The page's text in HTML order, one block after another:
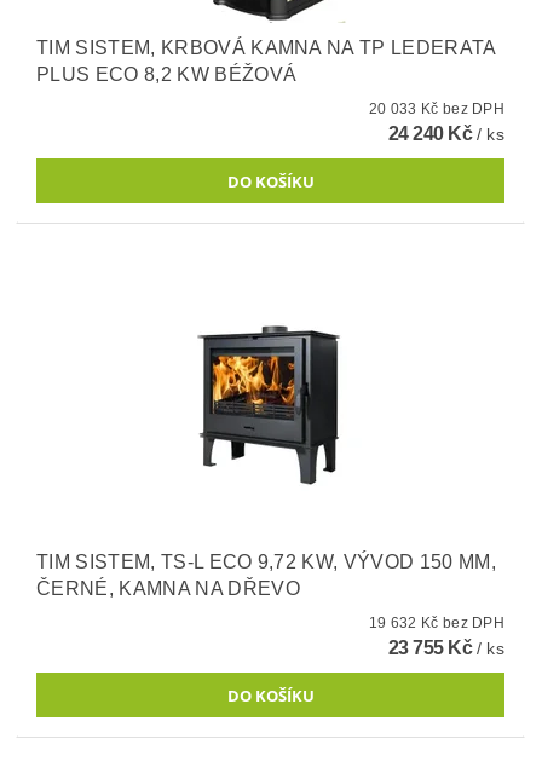
TIM SISTEM, KRBOVÁ KAMNA NA TP LEDERATA
PLUS ECO 8,2 KW BÉŽOVÁ
20 033 Kč bez DPH
24 240 Kč/ ks
TIM SISTEM, TS-L ECO 9,72 KW, VÝVOD 150 MM,
ČERNÉ, KAMNA NA DŘEVO
19 632 Kč bez DPH
23 755 Kč/ ks